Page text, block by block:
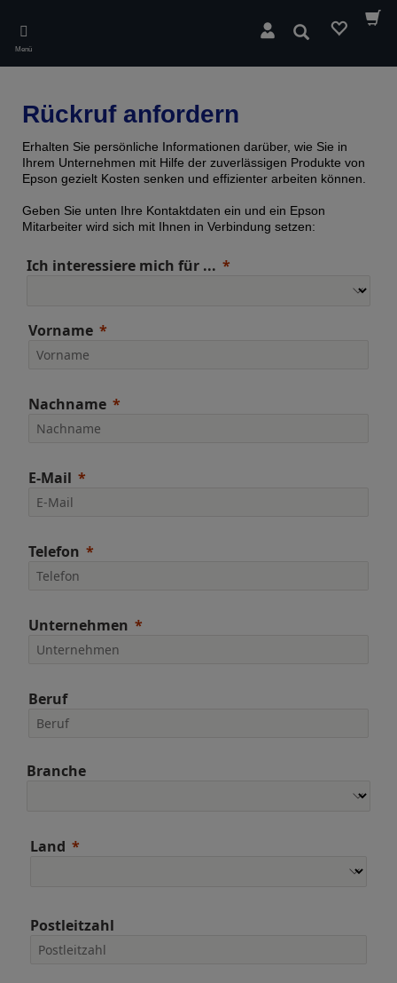
main
content
Menü
Suchen
Rückruf anfordern
Erhalten Sie persönliche Informationen darüber, wie Sie in
Ihrem Unternehmen mit Hilfe der zuverlässigen Produkte von
Epson gezielt Kosten senken und effizienter arbeiten können.
Geben Sie unten Ihre Kontaktdaten ein und ein Epson
Mitarbeiter wird sich mit Ihnen in Verbindung setzen:
Ich interessiere mich für ...
Vorname
Nachname
E-Mail
Telefon
Unternehmen
Beruf
Branche
Land
Postleitzahl